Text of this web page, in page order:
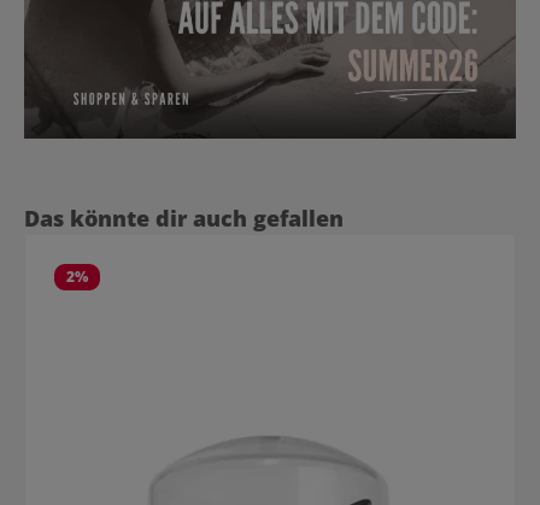
Produktgalerie überspringen
Das könnte dir auch gefallen
2%